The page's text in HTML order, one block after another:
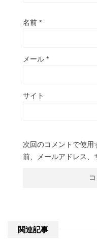
名前 *
メール *
サイト
次回のコメントで使用
前、メールアドレス、
関連記事